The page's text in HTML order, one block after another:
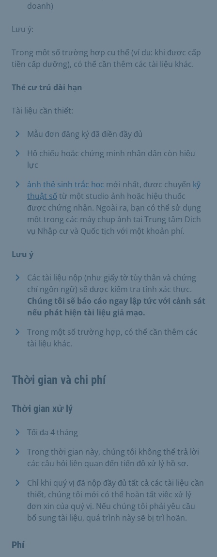
doanh)
Lưu ý:
Trong một số trường hợp cụ thể (ví dụ: khi được cấp
tiền cấp dưỡng), có thể cần thêm các tài liệu khác.
Thẻ cư trú dài hạn
Tài liệu cần thiết:
Mẫu đơn đăng ký đã điền đầy đủ
Hộ chiếu hoặc chứng minh nhân dân còn hiệu
lực
ảnh thẻ sinh trắc học mới nhất, được chuyển kỹ
thuật số từ một studio ảnh hoặc hiệu thuốc
được chứng nhận. Ngoài ra, bạn có thể sử dụng
một trong các máy chụp ảnh tại Trung tâm Dịch
vụ Nhập cư và Quốc tịch với một khoản phí.
Lưu ý
Các tài liệu nộp (như giấy tờ tùy thân và chứng
chỉ ngôn ngữ) sẽ được kiểm tra tính xác thực.
Chúng tôi sẽ báo cáo ngay lập tức với cảnh sát
nếu phát hiện tài liệu giả mạo.
Trong một số trường hợp, có thể cần thêm các
tài liệu khác.
Thời gian và chi phí
Thời gian xử lý
Tối đa 4 tháng
Trong thời gian này, chúng tôi không thể trả lời
các câu hỏi liên quan đến tiến độ xử lý hồ sơ.
Chỉ khi quý vị đã nộp đầy đủ tất cả các tài liệu cần
thiết, chúng tôi mới có thể hoàn tất việc xử lý
đơn xin của quý vị. Nếu chúng tôi phải yêu cầu
bổ sung tài liệu, quá trình này sẽ bị trì hoãn.
Phí